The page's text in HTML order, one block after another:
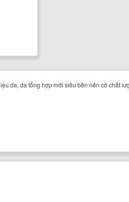
da, da tổng hợp mới siêu bền nên có chất